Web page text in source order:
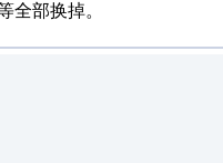
全部换掉。